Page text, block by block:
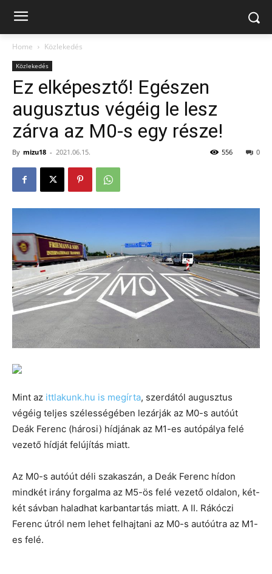
Home Közlekedés
Közlekedés
Ez elképesztő! Egészen
augusztus végéig le lesz
zárva az M0-s egy része!
By mizu18 - 2021.06.15. 0
556
Mint az ittlakunk.hu is megírta, szerdától augusztus
végéig teljes szélességében lezárják az M0-s autóút
Deák Ferenc (hárosi) hídjának az M1-es autópálya felé
vezető hídját felújítás miatt.
Az M0-s autóút déli szakaszán, a Deák Ferenc hídon
mindkét irány forgalma az M5-ös felé vezető oldalon, két-
két sávban haladhat karbantartás miatt. A II. Rákóczi
Ferenc útról nem lehet felhajtani az M0-s autóútra az M1-
es felé.